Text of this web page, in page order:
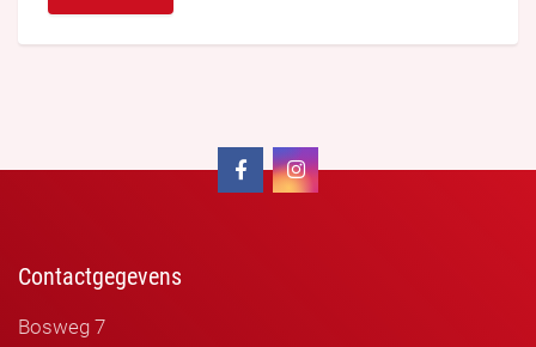
Contactgegevens
Bosweg 7